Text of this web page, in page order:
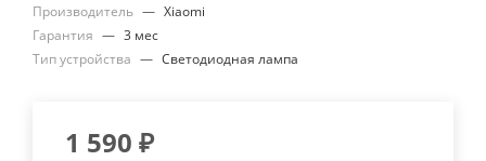
Производитель — Xiaomi
Гарантия — 3 мес
Тип устройства — Светодиодная лампа
1 590 ₽